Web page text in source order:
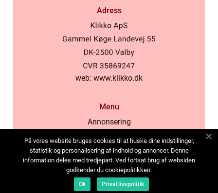
Adress
web: www.klikko.dk
Menu
Annonsering
Cookies
Kontakta oss
Sitemap
På vores website bruges cookies til at huske dine indstillinger,
statistik og personalisering af indhold og annoncer. Denne
information deles med tredjepart. Ved fortsat brug af websiden
godkender du cookiepolitikken.
Ok Privatlivspolitik